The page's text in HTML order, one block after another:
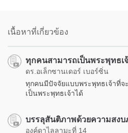
เนื้อหาที่เกี่ยวข้อง
ทุกคนสามารถเป็นพระพุทธเ
ดร.อเล็กซานเดอร์ เบอร์ซิ่น
ทุกคนมีปัจจัยแบบพระพุทธเจ้าที่จ
เป็นพระพุทธเจ้าได้
บรรลุสันติภาพด้วยความสงบ
องค์ดาไลลามะที่ 14